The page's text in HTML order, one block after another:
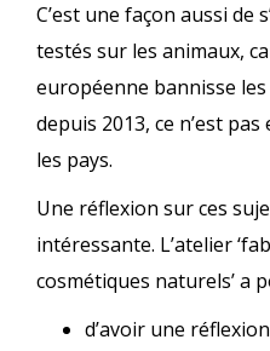
C’est une façon aussi de
testés sur les animaux,
européenne bannisse
depuis 2013, ce n’est
les pays.
Une réflexion sur ces
intéressante. L’atelier
cosmétiques naturels’ a
d’avoir une